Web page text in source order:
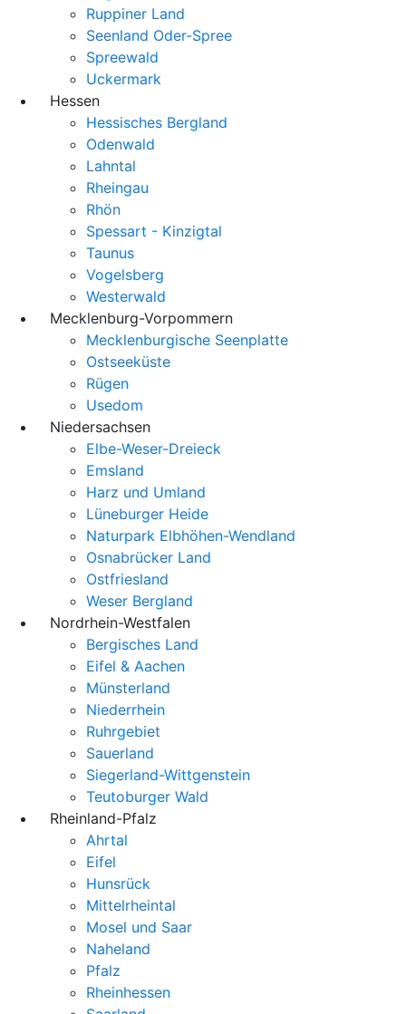
Ruppiner Land
Seenland Oder-Spree
Spreewald
Uckermark
Hessen
Hessisches Bergland
Odenwald
Lahntal
Rheingau
Rhön
Spessart - Kinzigtal
Taunus
Vogelsberg
Westerwald
Mecklenburg-Vorpommern
Mecklenburgische Seenplatte
Ostseeküste
Rügen
Usedom
Niedersachsen
Elbe-Weser-Dreieck
Emsland
Harz und Umland
Lüneburger Heide
Naturpark Elbhöhen-Wendland
Osnabrücker Land
Ostfriesland
Weser Bergland
Nordrhein-Westfalen
Bergisches Land
Eifel & Aachen
Münsterland
Niederrhein
Ruhrgebiet
Sauerland
Siegerland-Wittgenstein
Teutoburger Wald
Rheinland-Pfalz
Ahrtal
Eifel
Hunsrück
Mittelrheintal
Mosel und Saar
Naheland
Pfalz
Rheinhessen